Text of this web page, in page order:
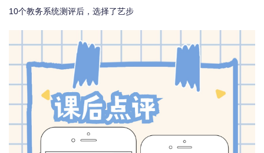
10个教务系统测评后，选择了艺步